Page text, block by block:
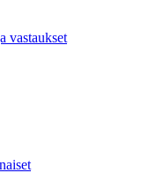
vastaukset